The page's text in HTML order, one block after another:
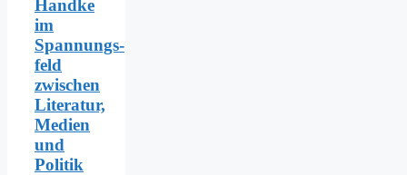
Handke
im
Spannungs­
feld
zwischen
Literatur,
Medien
und
Politik